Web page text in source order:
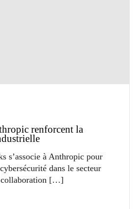
renforcent la
s’associe à Anthropic pour
dans le secteur